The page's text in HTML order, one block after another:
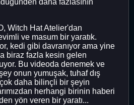
Witch Hat Atelier'dan
ve masum bir yaratık.
kedi gibi davranıyor ama yine
biraz fazla kesin gelen
Bu videoda denemek ve
onun yumuşak, tuhaf dış
daha bilinçli bir şeyin
herhangi birinin haberi
yön veren bir yaratı...